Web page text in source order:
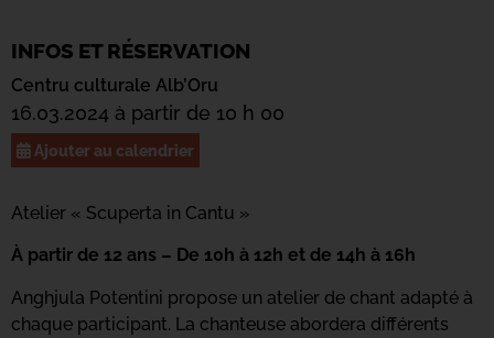
INFOS ET RÉSERVATION
Centru culturale Alb’Oru
16.03.2024 à partir de 10 h 00
Ajouter au calendrier
Atelier « Scuperta in Cantu »
À partir de 12 ans – De 10h à 12h et de 14h à 16h
Anghjula Potentini propose un atelier de chant adapté à
chaque participant. La chanteuse abordera différents